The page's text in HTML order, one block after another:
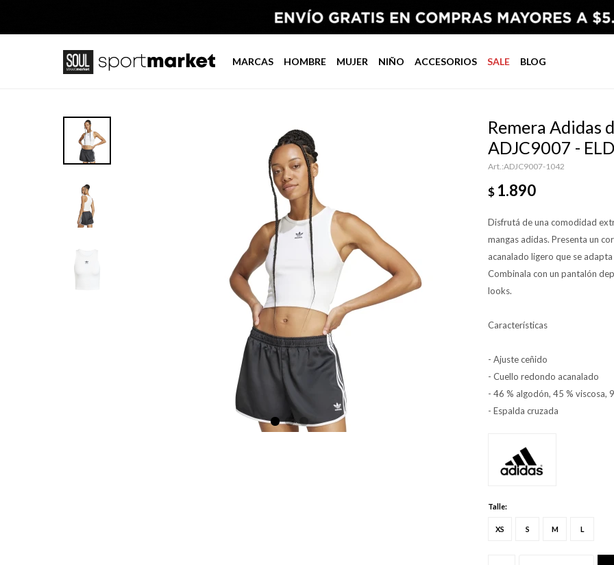
MARCAS HOMBRE MUJER NIÑO ACCESORIOS SALE BLOG
Remera Adidas
ADJC9007 - ELD
ADJC9007-1042
$ 1.890
Disfrutá de una comodidad
mangas adidas. Presenta un
acanalado ligero que se
Combinala con un pantalón
looks.
Características
- Ajuste ceñido
- Cuello redondo acanalado
- 46 % algodón, 45 % viscosa,
- Espalda cruzada
Talle:
XS S M L